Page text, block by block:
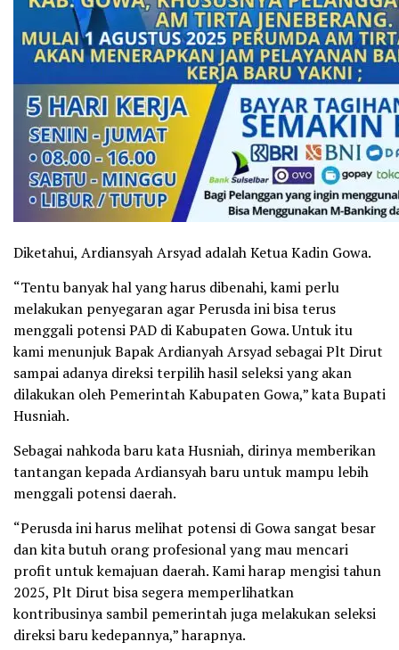
Diketahui, Ardiansyah Arsyad adalah Ketua Kadin Gowa.
“Tentu banyak hal yang harus dibenahi, kami perlu
melakukan penyegaran agar Perusda ini bisa terus
menggali potensi PAD di Kabupaten Gowa. Untuk itu
kami menunjuk Bapak Ardianyah Arsyad sebagai Plt Dirut
sampai adanya direksi terpilih hasil seleksi yang akan
dilakukan oleh Pemerintah Kabupaten Gowa,” kata Bupati
Husniah.
Sebagai nahkoda baru kata Husniah, dirinya memberikan
tantangan kepada Ardiansyah baru untuk mampu lebih
menggali potensi daerah.
“Perusda ini harus melihat potensi di Gowa sangat besar
dan kita butuh orang profesional yang mau mencari
profit untuk kemajuan daerah. Kami harap mengisi tahun
2025, Plt Dirut bisa segera memperlihatkan
kontribusinya sambil pemerintah juga melakukan seleksi
direksi baru kedepannya,” harapnya.